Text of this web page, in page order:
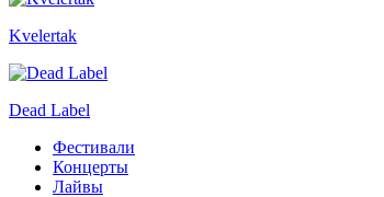
Kvelertak
Dead Label
Фестивали
Концерты
Лайвы